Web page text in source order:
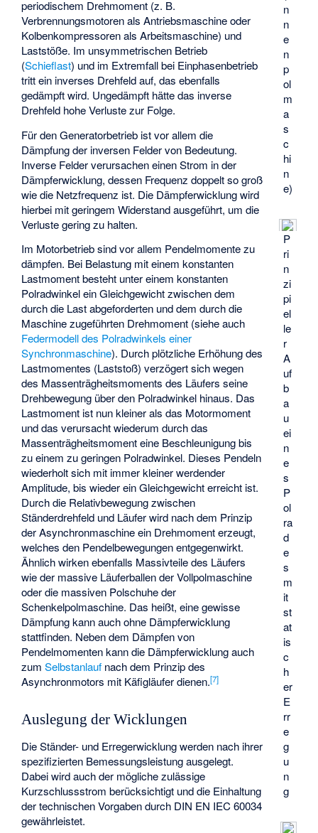
n
n
e
n
p
ol
m
a
s
c
hi
n
e)
P
ri
n
zi
pi
el
le
r
A
uf
b
a
u
ei
n
e
s
P
ol
ra
d
e
s
m
it
st
at
is
c
h
er
E
rr
e
g
u
n
g
periodischem Drehmoment (z. B.
Verbrennungsmotoren als Antriebsmaschine oder
Kolbenkompressoren als Arbeitsmaschine) und
Laststöße. Im unsymmetrischen Betrieb
(Schieflast) und im Extremfall bei Einphasenbetrieb
tritt ein inverses Drehfeldauf, das ebenfalls
gedämpft wird. Ungedämpft hätte das inverse
Drehfeld hohe Verluste zur Folge.
Für den Generatorbetrieb ist vor allem die
Dämpfung der inversen Felder von Bedeutung.
Inverse Felder verursachen einen Strom in der
Dämpferwicklung, dessen Frequenz doppelt so groß
wie die Netzfrequenz ist. Die Dämpferwicklung wird
hierbei mit geringem Widerstand ausgeführt, um die
Verluste gering zu halten.
Im Motorbetrieb sind vor allem Pendelmomente zu
dämpfen. Bei Belastung mit einem konstanten
Lastmoment besteht unter einem konstanten
Polradwinkel ein Gleichgewicht zwischen dem
durch die Last abgeforderten und dem durch die
Maschine zugeführten Drehmoment (siehe auch
Federmodell des Polradwinkels einer
Synchronmaschine). Durch plötzliche Erhöhung des
Lastmomentes (Laststoß) verzögert sich wegen
des Massenträgheitsmoments des Läufers seine
Drehbewegung über den Polradwinkel hinaus. Das
Lastmoment ist nun kleiner als das Motormoment
und das verursacht wiederum durch das
Massenträgheitsmoment eine Beschleunigung bis
zu einem zu geringen Polradwinkel. Dieses Pendeln
wiederholt sich mit immer kleiner werdender
Amplitude, bis wieder ein Gleichgewicht erreicht ist.
Durch die Relativbewegung zwischen
Ständerdrehfeld und Läufer wird nach dem Prinzip
der Asynchronmaschine ein Drehmoment erzeugt,
welches den Pendelbewegungen entgegenwirkt.
Ähnlich wirken ebenfalls Massivteile des Läufers
wie der massive Läuferballen der Vollpolmaschine
oder die massiven Polschuhe der
Schenkelpolmaschine. Das heißt, eine gewisse
Dämpfung kann auch ohne Dämpferwicklung
stattfinden. Neben dem Dämpfen von
Pendelmomenten kann die Dämpferwicklung auch
zumSelbstanlauf nach dem Prinzip des
Asynchronmotors mit Käfigläufer dienen.[7]
Auslegung der Wicklungen
Die Ständer- und Erregerwicklung werden nach ihrer
spezifizierten Bemessungsleistung ausgelegt.
Dabei wird auch der mögliche zulässige
Kurzschlussstrom berücksichtigt und die Einhaltung
der technischen Vorgaben durch DIN EN IEC 60034
gewährleistet.